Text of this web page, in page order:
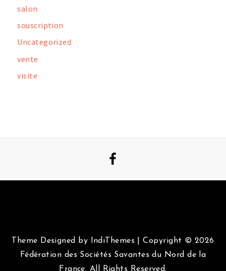
salon
souscription
Uncategorized
vente
visite
Theme Designed by IndiThemes |Copyright © 2026
Fédération des Sociétés Savantes du Nord de la
France. All Rights Reserved.